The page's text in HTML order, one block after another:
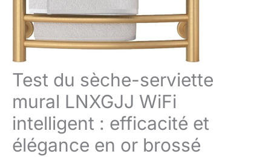
Test du sèche-serviette
mural LNXGJJ WiFi
intelligent : efficacité et
élégance en or brossé